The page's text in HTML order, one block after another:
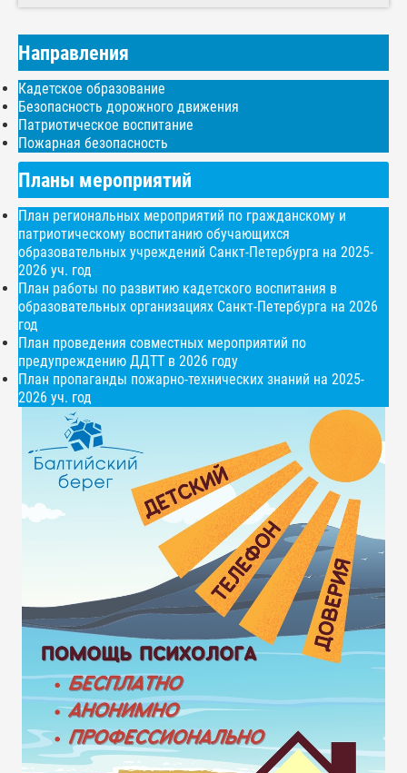
Направления
Кадетское образование
Безопасность дорожного движения
Патриотическое воспитание
Пожарная безопасность
Планы мероприятий
План региональных мероприятий по гражданскому и
патриотическому воспитанию обучающихся
образовательных учреждений Санкт-Петербурга на 2025-
2026 уч. год
План работы по развитию кадетского воспитания в
образовательных организациях Санкт-Петербурга на 2026
год
План проведения совместных мероприятий по
предупреждению ДДТТ в 2026 году
План пропаганды пожарно-технических знаний на 2025-
2026 уч. год